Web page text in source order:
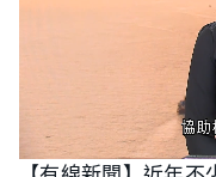
n
m
L
o
a